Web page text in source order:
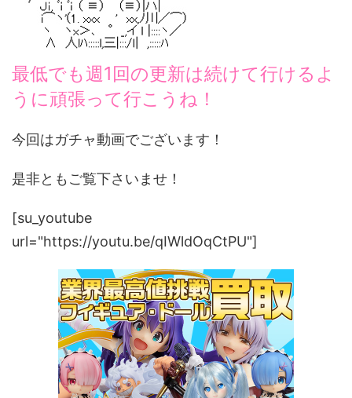
最低でも週1回の更新は続けて行けるよ
うに頑張って行こうね！
今回はガチャ動画でございます！
是非ともご覧下さいませ！
[su_youtube
url="https://youtu.be/qIWldOqCtPU"]